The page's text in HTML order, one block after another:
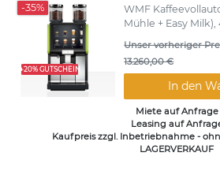
+20% GUTSCHEIN
-35%
WMF
Mühle + Easy Milk),
Unser vorheriger
13.260,00 €
In den
Miete auf Anfrage
Leasing auf
Kaufpreis zzgl. Inbetriebnahme -
LAGERVERKAUF